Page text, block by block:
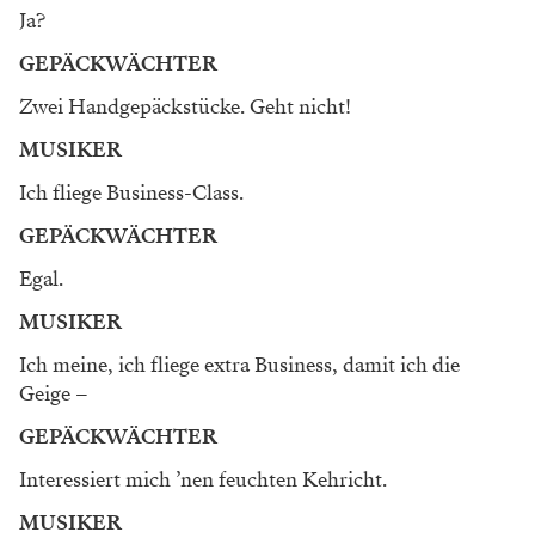
Ja?
GEPÄCKWÄCHTER
Zwei Handgepäckstücke. Geht nicht!
MUSIKER
Ich fliege Business-Class.
GEPÄCKWÄCHTER
Egal.
MUSIKER
Ich meine, ich fliege extra Business, damit ich die
Geige –
GEPÄCKWÄCHTER
Interessiert mich ’nen feuchten Kehricht.
MUSIKER